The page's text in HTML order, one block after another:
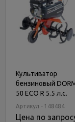
Культиватор
бензиновый
50 ECO R 5.5 л.с.
Артикул - 148484
Цена по